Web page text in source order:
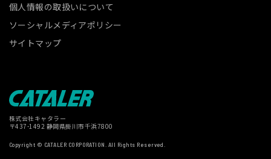
株式会社キャタラー
〒437-1492 静岡県掛川市千浜7800
Copyright © CATALER CORPORATION. All Rights Reserved.
個人情報の取扱いについて
ソーシャルメディアポリシー
サイトマップ